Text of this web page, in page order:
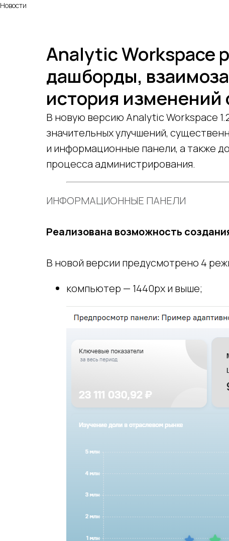
Новости
Analytic Workspace
дашборды,
история изменений
В новую версию Analytic Workspace
значительных улучшений,
и информационные панели, а также
процесса администрирования.
ИНФОРМАЦИОННЫЕ ПАНЕЛИ
Реализована возможность
В новой версии предусмотрено 4
компьютер — 1440px и выше;